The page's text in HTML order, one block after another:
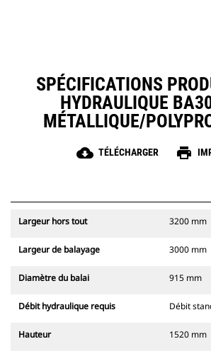
SPÉCIFICATIONS
HYDRAULIQUE
MÉTALLIQUE/
cloud_download TÉLÉCHARGER print
Largeur hors tout 3200 mm
Largeur de balayage 3000 mm
Diamètre du balai 915 mm
Débit hydraulique requis Débit
Hauteur 1520 mm